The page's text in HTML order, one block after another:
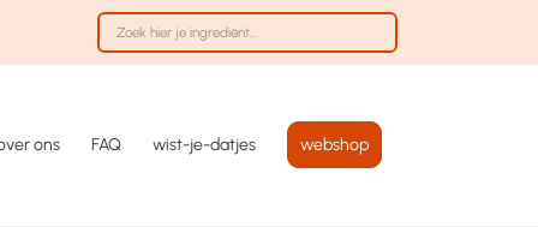
ons FAQ wist-je-datjes webshop